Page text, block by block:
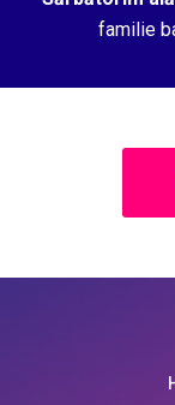
familie